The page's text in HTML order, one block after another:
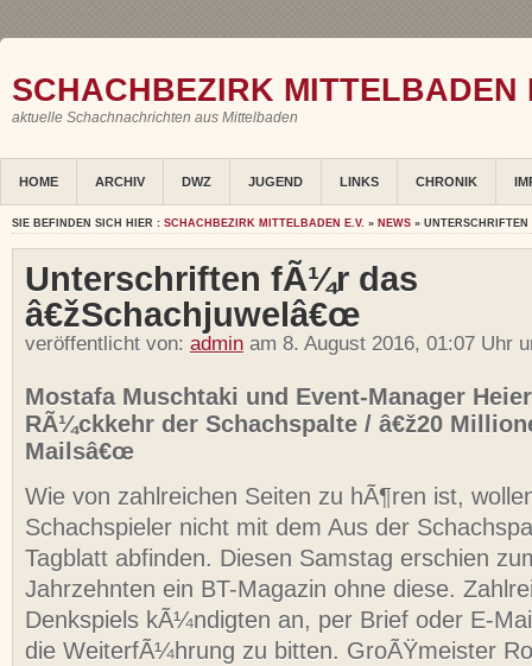
SCHACHBEZIRK MITTELBADEN
aktuelle Schachnachrichten aus Mittelbaden
HOME ARCHIV DWZ JUGEND LINKS CHRONIK
SIE BEFINDEN SICH HIER : SCHACHBEZIRK MITTELBADEN E.V. » NEWS »
Unterschriften fÃ¼r das
â€žSchachjuwelâ€œ
veröffentlicht von: admin am 8. August 2016, 01:07 Uhr
Mostafa Muschtaki und Event-Manager
RÃ¼ckkehr der Schachspalte / â€ž20
Mailsâ€œ
Wie von zahlreichen Seiten zu hÃ¶ren ist,
Schachspieler nicht mit dem Aus der
Tagblatt abfinden. Diesen Samstag erschien
Jahrzehnten ein BT-Magazin ohne diese.
Denkspiels kÃ¼ndigten an, per Brief oder E-
die WeiterfÃ¼hrung zu bitten. GroÃŸmeister